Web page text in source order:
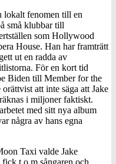
lokalt fenomen till en
små klubbar till
som Hollywood
House. Han har framträtt
ut en radda av
För en kort tid
Biden till Member for the
att inte säga att Jake
i miljoner faktiskt.
med sitt nya album
några av hans egna
Taxi valde Jake
fick t o m sångaren och